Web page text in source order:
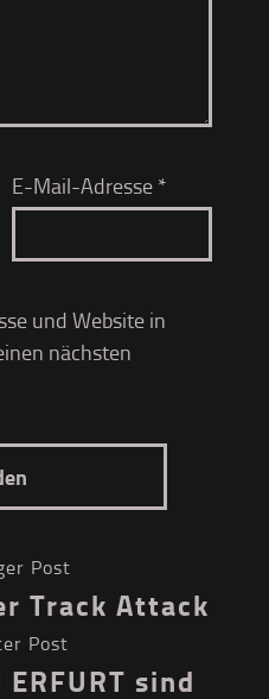
E-Mail-Adresse *
und Website in
nächsten
Post
Track Attack
Post
sind